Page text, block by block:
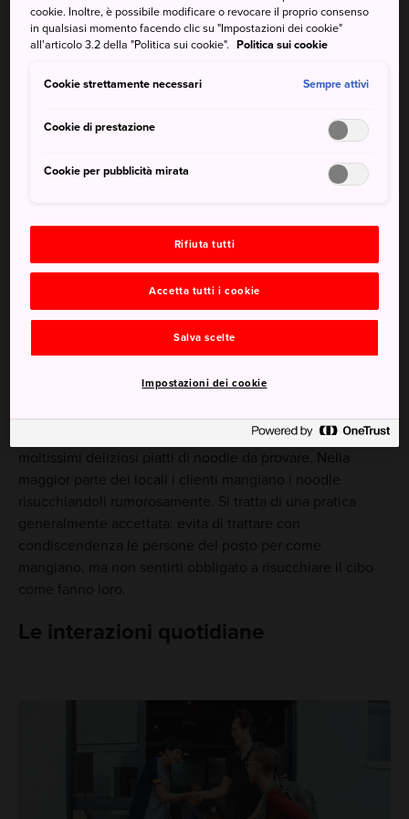
sedi delle varie catene di sushi e nei ristoranti con nastro
trasportatore, vengono praticate in modo più rilassato.
Tra ramen, udon, soba e tanto altro, il Giappone offre
moltissimi deliziosi piatti di noodle da provare. Nella
maggior parte dei locali i clienti mangiano i noodle
risucchiandoli rumorosamente. Si tratta di una pratica
generalmente accettata: evita di trattare con
condiscendenza le persone del posto per come
mangiano, ma non sentirti obbligato a risucchiare il cibo
come fanno loro.
Le interazioni quotidiane
cookie. Inoltre, è possibile modificare o revocare il proprio consenso
in qualsiasi momento facendo clic su "Impostazioni dei cookie"
all'articolo 3.2 della "Politica sui cookie". Politica sui cookie
Cookie strettamente necessari Sempre attivi
Cookie di prestazione
Cookie per pubblicità mirata
Rifiuta tutti
Accetta tutti i cookie
Salva scelte
Impostazioni dei cookie